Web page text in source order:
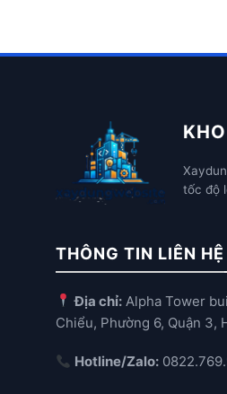
tốc độ
THÔNG TIN LIÊN HỆ
Địa chỉ: Alpha Tower
Chiểu, Phường 6, Quận 3,
Hotline/Zalo: